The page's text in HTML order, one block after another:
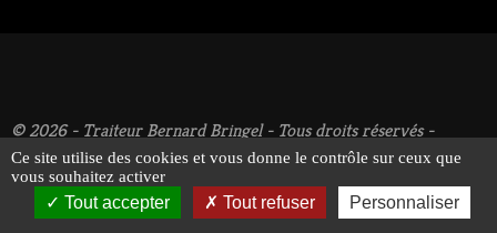
© 2026 - Traiteur Bernard Bringel - Tous droits réservés -
Mentions légales
Suivez-nous !
Ce site utilise des cookies et vous donne le contrôle sur ceux que
vous souhaitez activer
Tout accepter Tout refuser Personnaliser